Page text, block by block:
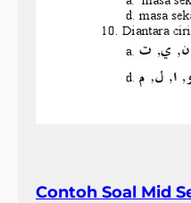
Contoh Soal Mid